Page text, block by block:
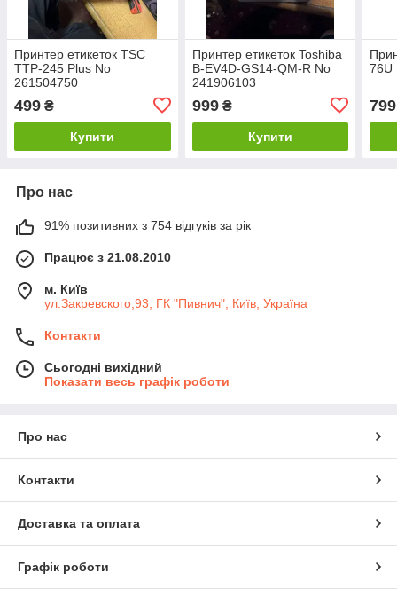
Принтер етикеток TSC
TTP-245 Plus No
261504750
499 ₴
Купити
Принтер етикеток Toshiba
B-EV4D-GS14-QM-R No
241906103
999₴
Купити
76U
799
Про нас
91% позитивних з 754 відгуків за рік
Працює з 21.08.2010
м. Київ
ул.Закревского,93, ГК "Пивнич", Київ, Україна
Контакти
Сьогодні вихідний
Показати весь графік роботи
Про нас
Контакти
Доставка та оплата
Графік роботи